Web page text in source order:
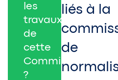
les
travaux
de
cette
Commission
?
liés à la
de